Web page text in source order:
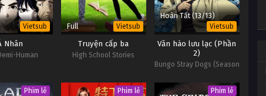
Vietsub
Nhân
Human
Full Vietsub
Truyện cấp ba
High School Stories
Hoàn Tất (13/13)
Vietsub
Văn hào lưu lạc (Phần
2)
Bungo Stray Dogs (Season
Phim lẻ Phim lẻ Phim lẻ